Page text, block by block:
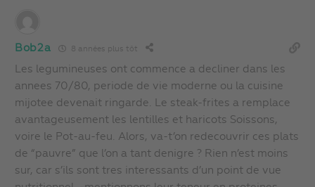
Bob2a 8 années plus tôt
Les legumineuses ont commence a decliner dans les
annees 70/80, periode de vie moderne ou la cuisine
mijotee devenait ringarde. Le steak-frites a remplace
avantageusement les lentilles et haricots Soissons,
voire le Pot-au-feu. Alors, va-t’on redecouvrir ces plats
de “pauvre” que l’on a tant denigre ? Rien n’est moins
sur, car s’ils sont tres interessants d’un point de vue